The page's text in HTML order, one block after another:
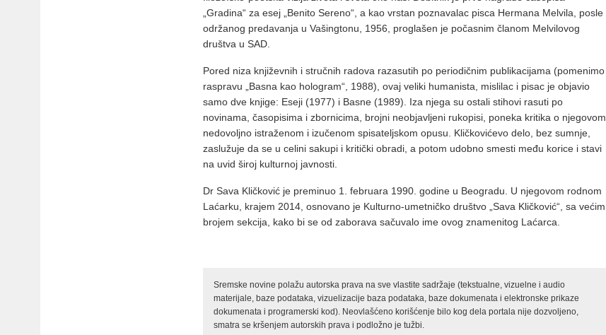
„Gradina“ za esej „Benito Sereno“, a kao vrstan poznavalac pisca Hermana Melvila, posle
održanog predavanja u Vašingtonu, 1956, proglašen je počasnim članom Melvilovog
društva u SAD.
Pored niza književnih i stručnih radova razasutih po periodičnim publikacijama (pomenimo
raspravu „Basna kao hologram“, 1988), ovaj veliki humanista, mislilac i pisac je objavio
samo dve knjige: Eseji (1977) i Basne (1989). Iza njega su ostali stihovi rasuti po
novinama, časopisima i zbornicima, brojni neobjavljeni rukopisi, poneka kritika o njegovom
nedovoljno istraženom i izučenom spisateljskom opusu. Kličkovićevo delo, bez sumnje,
zaslužuje da se u celini sakupi i kritički obradi, a potom udobno smesti među korice i stavi
na uvid široj kulturnoj javnosti.
Dr Sava Kličković je preminuo 1. februara 1990. godine u Beogradu. U njegovom rodnom
Laćarku, krajem 2014, osnovano je Kulturno-umetničko društvo „Sava Kličković“, sa većim
brojem sekcija, kako bi se od zaborava sačuvalo ime ovog znamenitog Laćarca.
Sremske novine polažu autorska prava na sve vlastite sadržaje (tekstualne, vizuelne i audio
materijale, baze podataka, vizuelizacije baza podataka, baze dokumenata i elektronske prikaze
dokumenata i programerski kod). Neovlašćeno korišćenje bilo kog dela portala nije dozvoljeno,
smatra se kršenjem autorskih prava i podložno je tužbi.